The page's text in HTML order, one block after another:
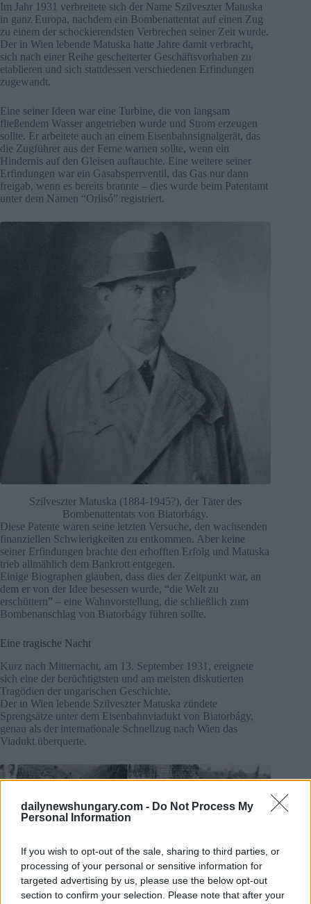
dailynewshungary.com - Do Not Process My
Personal Information
If you wish to opt-out of the sale, sharing to third parties, or
processing of your personal or sensitive information for
targeted advertising by us, please use the below opt-out
section to confirm your selection. Please note that after your
Im Jahr 1931 verbreitete sich der Name Szilveszter Matuska
in ganz Europa, nachdem ein Bombenattentat auf einen Zug
zu einem der schockierendsten Verbrechen seiner Zeit wurde.
Der in Wien lebende Matuska hatte Jahre damit verbracht,
sich nach einer Reihe gescheiterter Geschäftsvorhaben zu
etablieren und sich stattdessen verschiedenen Erfindungen
zugewandt.
Eine seiner Ideen war eine Turbine, die von langsam
fließendem Wasser angetrieben wurde und Strom erzeugen
sollte. Er arbeitete auch an einem Eisenbahnsignalgerät, das
die Zugführer aus der Ferne warnen sollte, wenn ein
Hindernis auf den Gleisen auftauchte. Eine weitere seiner
Erfindungen war ein Gasabsperrventil, das Gas nur dann
freigab, wenn es bereits brannte – dies wurde beim Patentamt
unter dem Namen “Orlisó” registriert.
Szilveszter Matuska (1884-1945?), der Täter des
Bombenattentats von Biatorbágy.
Diese Patente waren seine letzten Versuche, den wachsenden
finanziellen Schwierigkeiten zu entkommen. Aber keine
seiner Erfindungen brachte den erhofften Erfolg und Matuska
trieb allmählich dem Bankrott entgegen.
Einige Biographen glauben, dass dies der Zeitpunkt war, an
dem er von der Idee besessen wurde, “die Welt zu
erschüttern” – eine Wahnvorstellung, die schließlich zum
Bombenanschlag von Biatorbágy führen sollte.
Eine tragische Nacht
Kurz nach Mitternacht, am 13. September 1931, ereignete
sich eine der berüchtigtsten und am meisten diskutierten
Tragödien der ungarischen Geschichte.
Der in Wien lebende Szilveszter Matuska zündete
Sprengsätze unter dem Eisenbahnviadukt von Biatorbágy,
genau als der internationale Schnellzug nach Wien das
Viadukt überquerte.